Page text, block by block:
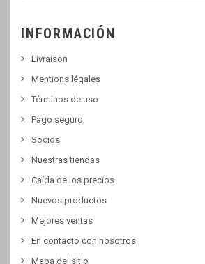
INFORMACIÓN
Livraison
Mentions légales
Términos de uso
Pago seguro
Socios
Nuestras tiendas
Caída de los precios
Nuevos productos
Mejores ventas
En contacto con nosotros
Mapa del sitio